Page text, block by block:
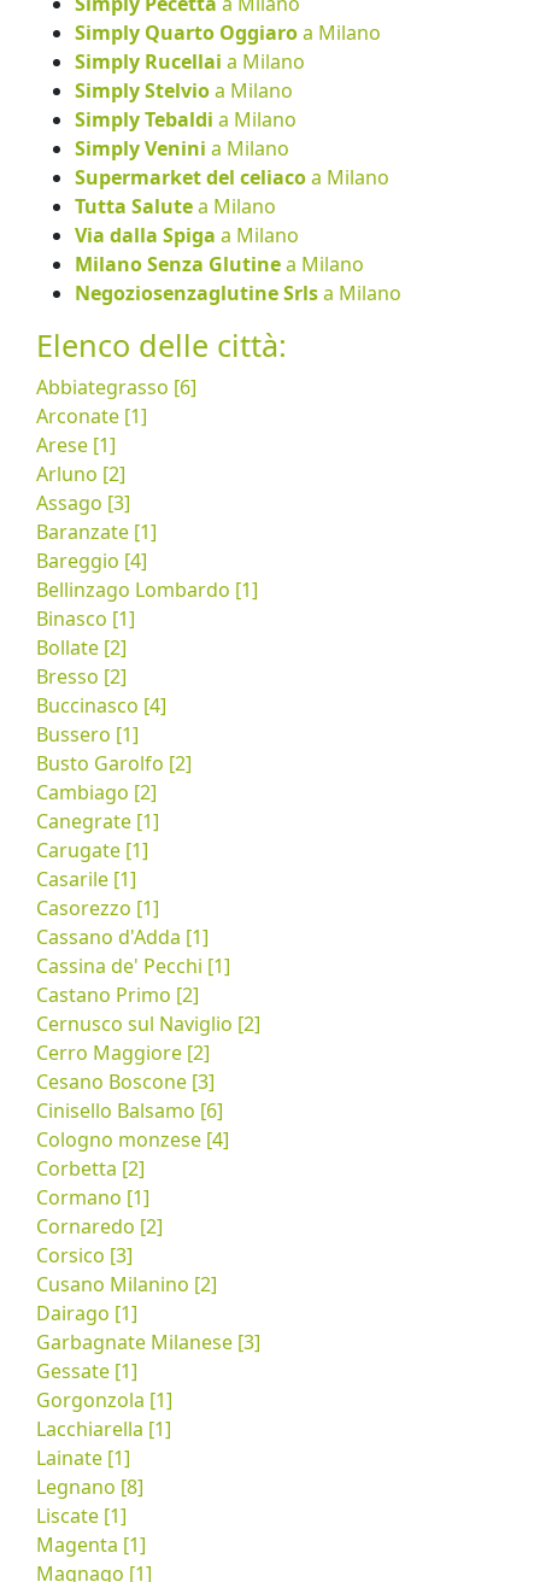
Simply Quarto Oggiaroa Milano
Simply Rucellai a Milano
Simply Stelvioa Milano
Simply Tebaldi a Milano
Simply Venini a Milano
Supermarket del celiacoa Milano
Tutta Salutea Milano
Via dalla Spiga a Milano
Milano Senza Glutinea Milano
Negoziosenzaglutine Srlsa Milano
Elenco delle città:
Abbiategrasso [6]
Arconate [1]
Arese [1]
Arluno [2]
Assago [3]
Baranzate [1]
Bareggio [4]
Bellinzago Lombardo [1]
Binasco [1]
Bollate [2]
Bresso [2]
Buccinasco [4]
Bussero [1]
Busto Garolfo [2]
Cambiago [2]
Canegrate [1]
Carugate [1]
Casarile [1]
Casorezzo [1]
Cassano d'Adda [1]
Cassina de' Pecchi [1]
Castano Primo [2]
Cernusco sul Naviglio [2]
Cerro Maggiore [2]
Cesano Boscone [3]
Cinisello Balsamo [6]
Cologno monzese [4]
Corbetta [2]
Cormano [1]
Cornaredo [2]
Corsico [3]
Cusano Milanino [2]
Dairago [1]
Garbagnate Milanese [3]
Gessate [1]
Gorgonzola [1]
Lacchiarella [1]
Lainate [1]
Legnano [8]
Liscate [1]
Magenta [1]
Magnago [1]